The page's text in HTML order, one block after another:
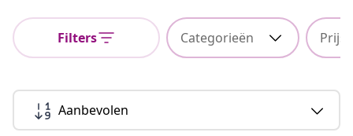
Filters Categorieën Prijs
Aanbevolen